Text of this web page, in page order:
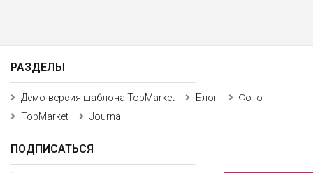
РАЗДЕЛЫ
Демо-версия шаблона TopMarket Блог
Фото
TopMarket
Journal
ПОДПИСАТЬСЯ